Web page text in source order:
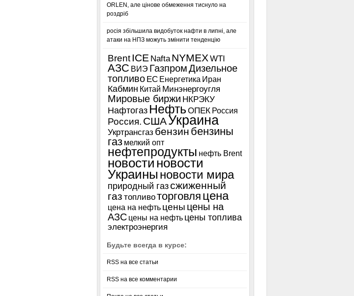
ORLEN, але цінове обмеження тиснуло на
роздріб
росія збільшила видобуток нафти в липні, але
атаки на НПЗ можуть змінити тенденцію
Brent ICE Nafta NYMEXWTI
АЗС ВИЭ ГазпромДизельное
топливо ЕС Енергетика Иран
Кабмин Китай Минэнергоугля
Мировые биржи НКРЭКУ
Нафтогаз Нефть ОПЕК Россия
Россия. СШАУкраина
Укртрансгаз бензин бензины
газ мелкий опт
нефтепродукты нефть Brent
новости новости
Украины новости мира
природный газсжиженный
газ топливоторговля цена
цена на нефть цены цены на
АЗС цены на нефть цены топлива
электроэнергия
Будьте всегда в курсе:
RSS на все статьи
RSS на все комментарии